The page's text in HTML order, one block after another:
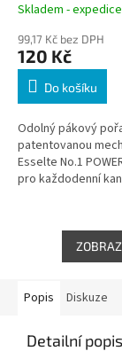
Skladem -
99,17 Kč bez DPH
120 Kč
Do košíku
Odolný pákový
patentovanou
Esselte No.1
pro každodenní
zajišťuje...
Popis Diskuze
Detailní